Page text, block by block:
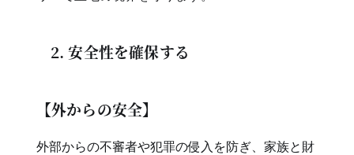
2. 安全性を確保する
【外からの安全】
外部からの不審者や犯罪の侵入を防ぎ、家族と財